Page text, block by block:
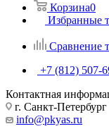
Корзина0
Избранные
Сравнение
+7 (812) 507-
Контактная
г. Санкт-Петербург
info@pkyas.ru